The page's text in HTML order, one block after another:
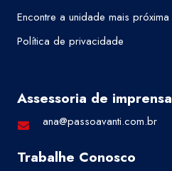
Encontre a unidade mais próxima
Política de privacidade
Assessoria de imprensa
ana@passoavanti.com.br
Trabalhe Conosco